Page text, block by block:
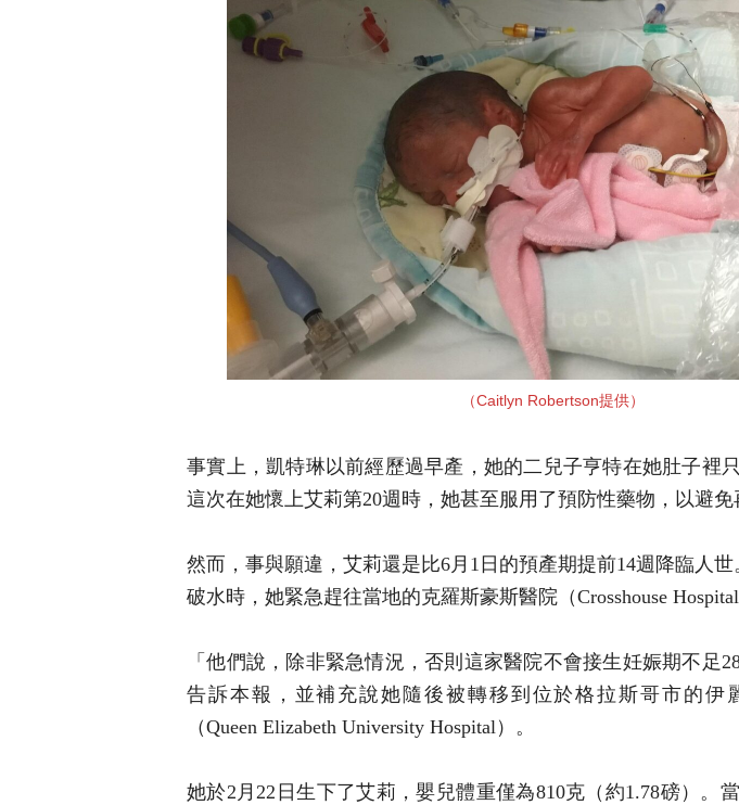
（Caitlyn Robertson提供）
事實上，凱特琳以前經歷過早產，她的二兒子亨特在她肚子裡只
這次在她懷上艾莉第20週時，她甚至服用了預防性藥物，以避免
然而，事與願違，艾莉還是比6月1日的預產期提前14週降臨人世
破水時，她緊急趕往當地的克羅斯豪斯醫院（Crosshouse Hospital
「他們說，除非緊急情況，否則這家醫院不會接生妊娠期不足
告訴本報，並補充說她隨後被轉移到位於格拉斯哥市的伊
（Queen Elizabeth University Hospital）。
她於2月22日生下了艾莉，嬰兒體重僅為810克（約1.78磅）。